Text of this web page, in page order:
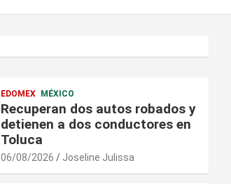
EDOMEX MÉXICO
Recuperan dos autos robados y
detienen a dos conductores en
Toluca
06/08/2026 Joseline Julissa